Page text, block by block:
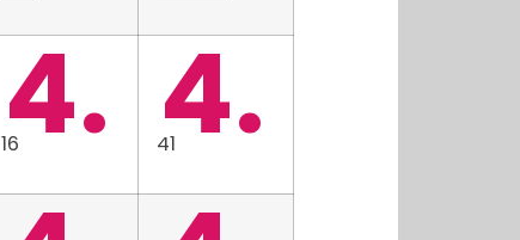
4.
16 4.
41